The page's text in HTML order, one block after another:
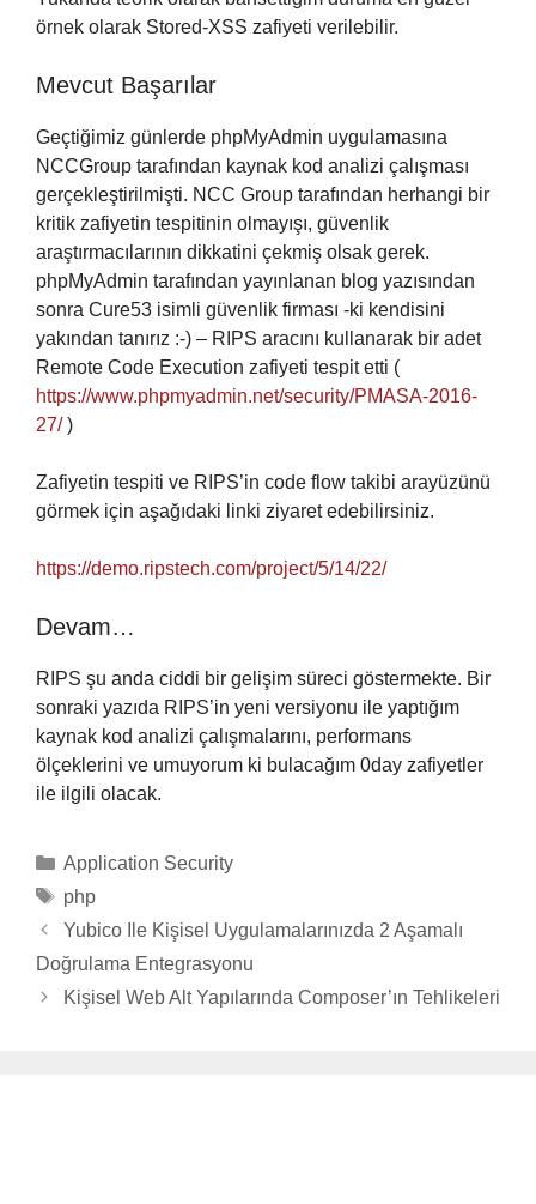
örnek olarak Stored-XSS zafiyeti verilebilir.
Mevcut Başarılar
Geçtiğimiz günlerde phpMyAdmin uygulamasına
NCCGroup tarafından kaynak kod analizi çalışması
gerçekleştirilmişti. NCC Group tarafından herhangi bir
kritik zafiyetin tespitinin olmayışı, güvenlik
araştırmacılarının dikkatini çekmiş olsak gerek.
phpMyAdmin tarafından yayınlanan blog yazısından
sonra Cure53 isimli güvenlik firması -ki kendisini
yakından tanırız :-) – RIPS aracını kullanarak bir adet
Remote Code Execution zafiyeti tespit etti (
https://www.phpmyadmin.net/security/PMASA-2016-
27/)
Zafiyetin tespiti ve RIPS’in code flow takibi arayüzünü
görmek için aşağıdaki linki ziyaret edebilirsiniz.
https://demo.ripstech.com/project/5/14/22/
Devam…
RIPS şu anda ciddi bir gelişim süreci göstermekte. Bir
sonraki yazıda RIPS’in yeni versiyonu ile yaptığım
kaynak kod analizi çalışmalarını, performans
ölçeklerini ve umuyorum ki bulacağım 0day zafiyetler
ile ilgili olacak.
Categories
Application Security
Tags
php
Yubico Ile Kişisel Uygulamalarınızda 2 Aşamalı
Doğrulama Entegrasyonu
Kişisel Web Alt Yapılarında Composer’ın Tehlikeleri